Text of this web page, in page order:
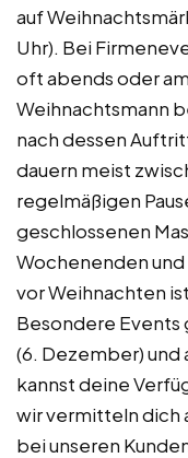
auf
Uhr). Bei
oft abends oder
Weihnachtsmann
nach dessen
dauern meist
regelmäßigen
geschlossenen
Wochenenden
vor Weihnachten
Besondere Events
(6. Dezember) und
kannst deine
wir vermitteln dich
bei unseren